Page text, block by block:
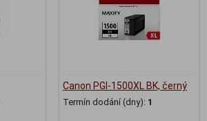
Canon PGI-1500XL BK, černý
Termín dodání (dny): 1